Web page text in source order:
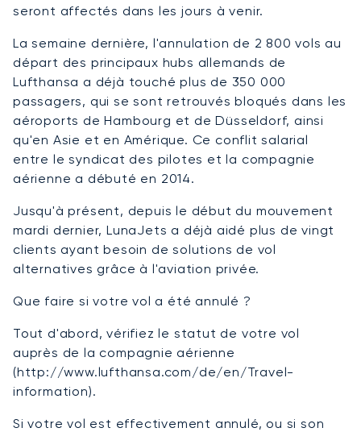
seront affectés dans les jours à venir.
La semaine dernière, l'annulation de 2 800 vols au
départ des principaux hubs allemands de
Lufthansa a déjà touché plus de 350 000
passagers, qui se sont retrouvés bloqués dans les
aéroports de Hambourg et de Düsseldorf, ainsi
qu'en Asie et en Amérique. Ce conflit salarial
entre le syndicat des pilotes et la compagnie
aérienne a débuté en 2014.
Jusqu'à présent, depuis le début du mouvement
mardi dernier, LunaJets a déjà aidé plus de vingt
clients ayant besoin de solutions de vol
alternatives grâce à l'aviation privée.
Que faire si votre vol a été annulé ?
Tout d'abord, vérifiez le statut de votre vol
auprès de la compagnie aérienne
(http://www.lufthansa.com/de/en/Travel-
information).
Si votre vol est effectivement annulé, ou si son